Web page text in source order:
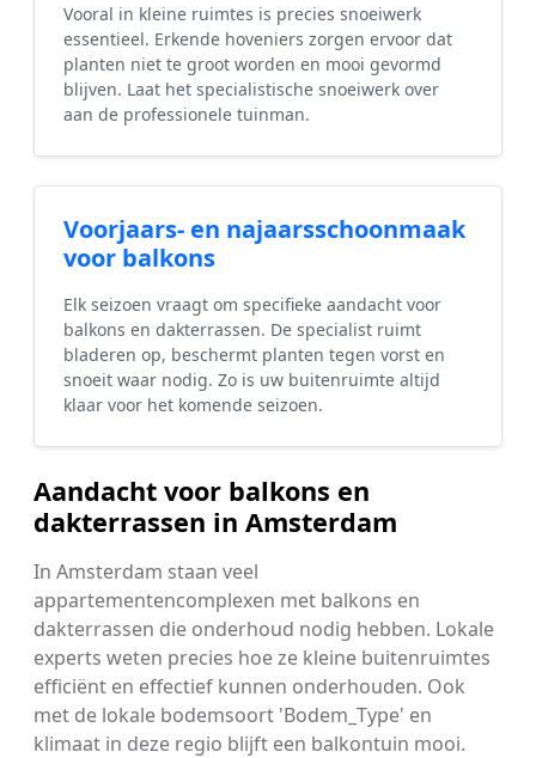
Vooral in kleine ruimtes is precies snoeiwerk
essentieel. Erkende hoveniers zorgen ervoor dat
planten niet te groot worden en mooi gevormd
blijven. Laat het specialistische snoeiwerk over
aan de professionele tuinman.
Voorjaars- en najaarsschoonmaak
voor balkons
Elk seizoen vraagt om specifieke aandacht voor
balkons en dakterrassen. De specialist ruimt
bladeren op, beschermt planten tegen vorst en
snoeit waar nodig. Zo is uw buitenruimte altijd
klaar voor het komende seizoen.
Aandacht voor balkons en
dakterrassen in Amsterdam
In Amsterdam staan veel
appartementencomplexen met balkons en
dakterrassen die onderhoud nodig hebben. Lokale
experts weten precies hoe ze kleine buitenruimtes
efficiënt en effectief kunnen onderhouden. Ook
met de lokale bodemsoort 'Bodem_Type' en
klimaat in deze regio blijft een balkontuin mooi.